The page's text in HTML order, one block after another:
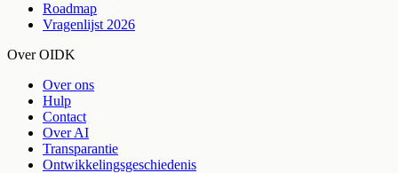
Roadmap
Vragenlijst 2026
Over OIDK
Over ons
Hulp
Contact
Over AI
Transparantie
Ontwikkelingsgeschiedenis